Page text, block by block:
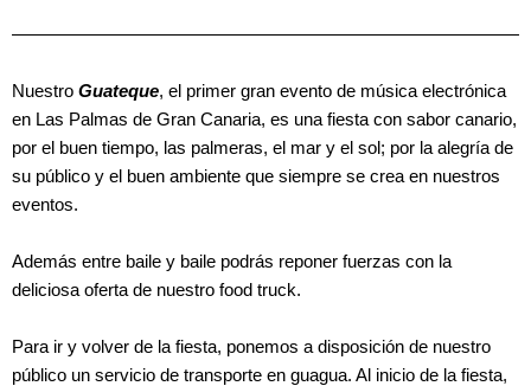
Nuestro Guateque, el primer gran evento de música electrónica
en Las Palmas de Gran Canaria, es una fiesta con sabor canario,
por el buen tiempo, las palmeras, el mar y el sol; por la alegría de
su público y el buen ambiente que siempre se crea en nuestros
eventos.
Además entre baile y baile podrás reponer fuerzas con la
deliciosa oferta de nuestro food truck.
Para ir y volver de la fiesta, ponemos a disposición de nuestro
público un servicio de transporte en guagua. Al inicio de la fiesta,